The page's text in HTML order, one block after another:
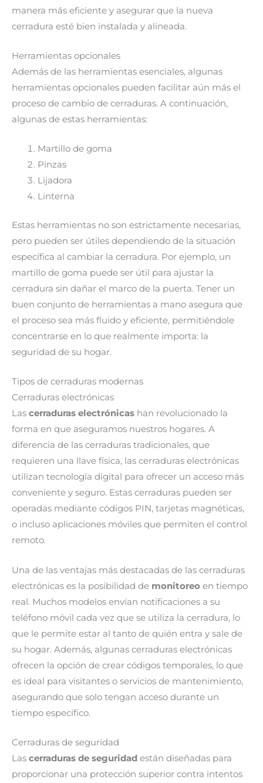
manera más eficiente y asegurar que la nueva
cerradura esté bien instalada y alineada.
Herramientas opcionales
Además de las herramientas esenciales, algunas
herramientas opcionales pueden facilitar aún más el
proceso de cambio de cerraduras. A continuación,
algunas de estas herramientas:
Martillo de goma
Pinzas
Lijadora
Linterna
Estas herramientas no son estrictamente necesarias,
pero pueden ser útiles dependiendo de la situación
específica al cambiar la cerradura. Por ejemplo, un
martillo de goma puede ser útil para ajustar la
cerradura sin dañar el marco de la puerta. Tener un
buen conjunto de herramientas a mano asegura que
el proceso sea más fluido y eficiente, permitiéndole
concentrarse en lo que realmente importa: la
seguridad de su hogar.
Tipos de cerraduras modernas
Cerraduras electrónicas
Las cerraduras electrónicas han revolucionado la
forma en que aseguramos nuestros hogares. A
diferencia de las cerraduras tradicionales, que
requieren una llave física, las cerraduras electrónicas
utilizan tecnología digital para ofrecer un acceso más
conveniente y seguro. Estas cerraduras pueden ser
operadas mediante códigos PIN, tarjetas magnéticas,
o incluso aplicaciones móviles que permiten el control
remoto.
Una de las ventajas más destacadas de las cerraduras
electrónicas es la posibilidad de monitoreo en tiempo
real. Muchos modelos envían notificaciones a su
teléfono móvil cada vez que se utiliza la cerradura, lo
que le permite estar al tanto de quién entra y sale de
su hogar. Además, algunas cerraduras electrónicas
ofrecen la opción de crear códigos temporales, lo que
es ideal para visitantes o servicios de mantenimiento,
asegurando que solo tengan acceso durante un
tiempo específico.
Cerraduras de seguridad
Las cerraduras de seguridad están diseñadas para
proporcionar una protección superior contra intentos